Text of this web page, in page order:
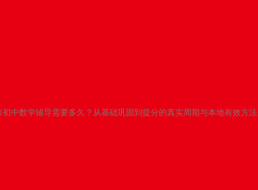
初中数学辅导需要多久？从基础巩固到提分的真实周期与本地有效方法